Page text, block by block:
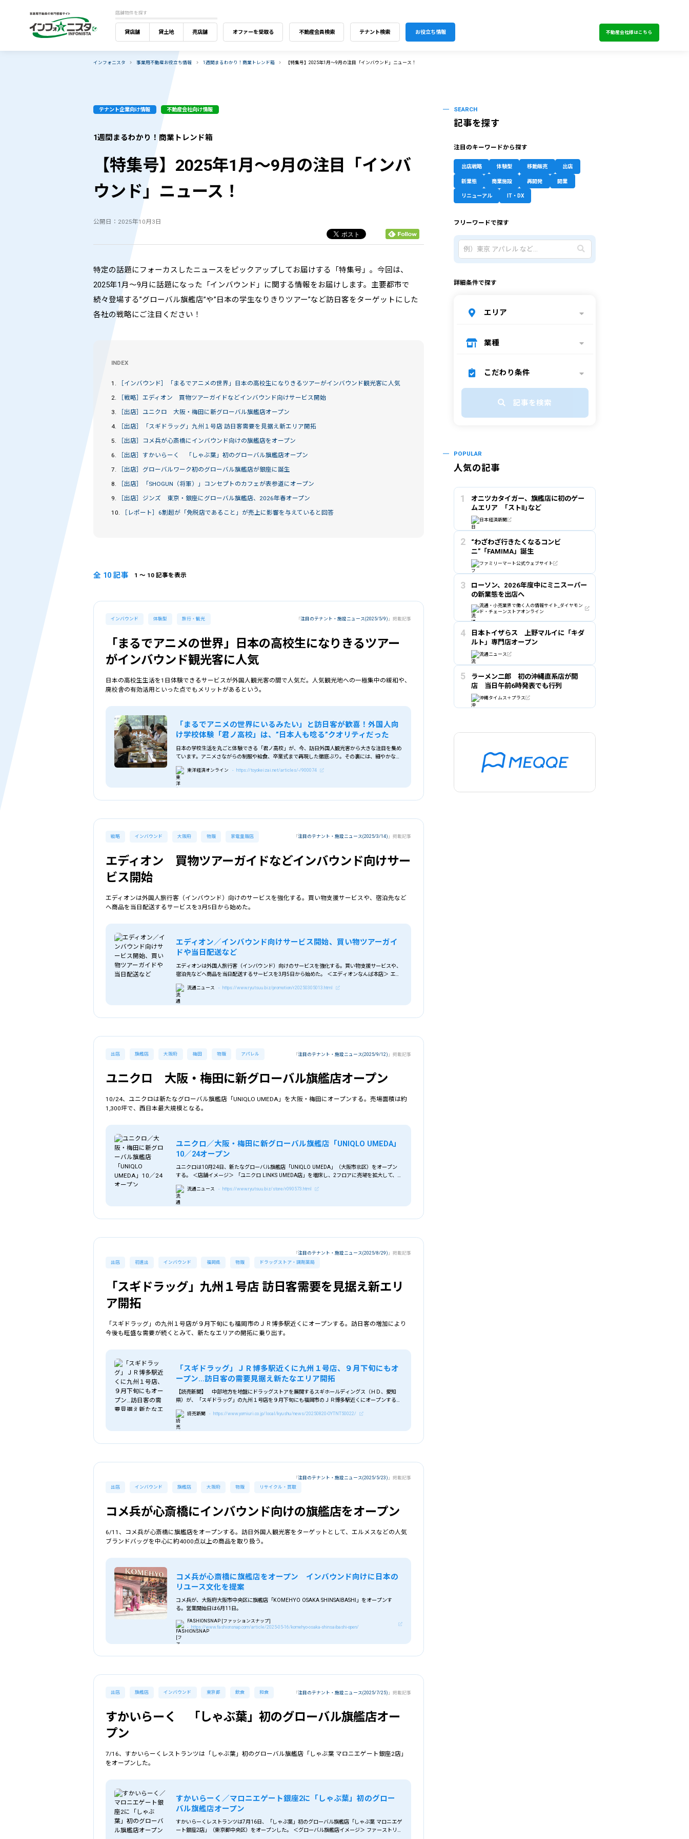
店舗物件を探す
貸店舗 貸土地 売店舗 オファーを受取る 不動産会員検索 テナント検索 お役立ち情報 不動産会社様はこちら
インフォニスタ 事業用不動産お役立ち情報 1週間まるわかり！商業トレンド箱 【特集号】2025年1月～9月の注目「インバウンド」ニュース！
テナント企業向け情報 不動産会社向け情報
1週間まるわかり！商業トレンド箱
【特集号】2025年1月～9月の注目「インバ
ウンド」ニュース！
公開日：2025年10月3日
特定の話題にフォーカスしたニュースをピックアップしてお届けする「特集号」。今回は、
2025年1月～9月に話題になった「インバウンド」に関する情報をお届けします。主要都市で
続々登場する”グローバル旗艦店”や”日本の学生なりきりツアー”など訪日客をターゲットにした
各社の戦略にご注目ください！
INDEX
1. ［インバウンド］
「まるでアニメの世界」日本の高校生になりきるツアーがインバウンド観光客に人気
2.
［戦略］ エディオン 買物ツアーガイドなどインバウンド向けサービス開始
3.
［出店］
ユニクロ 大阪・梅田に新グローバル旗艦店オープン
4.
［出店］
「スギドラッグ」九州１号店 訪日客需要を見据え新エリア開拓
5.
［出店］
コメ兵が心斎橋にインバウンド向けの旗艦店をオープン
6.
［出店］ すかいらーく 「しゃぶ葉」初のグローバル旗艦店オープン
7.
［出店］
グローバルワーク初のグローバル旗艦店が銀座に誕生
8.
［出店］
「SHOGUN（将軍）」コンセプトのカフェが表参道にオープン
9.
［出店］
ジンズ 東京・銀座にグローバル旗艦店、2026年春オープン
10.
［レポート］ 6割超が「免税店であること」が売上に影響を与えていると回答
全 10 記事 1 〜 10 記事を表示
インバウンド 体験型 旅行・観光 「注目のテナント・施設ニュース(2025/5/9) 」掲載記事
「まるでアニメの世界」日本の高校生になりきるツアー
がインバウンド観光客に人気
日本の高校生生活を1日体験できるサービスが外国人観光客の間で人気だ。人気観光地への一極集中の緩和や、
廃校舎の有効活用といった点でもメリットがあるという。
「まるでアニメの世界にいるみたい」と訪日客が歓喜！外国人向
け学校体験「君ノ高校」は、”日本人も唸る”クオリティだった
日本の学校生活を丸ごと体験できる「君ノ高校」が、今、訪日外国人観光客から大きな注目を集め
ています。アニメさながらの制服や給食、卒業式まで再現した徹底ぶり。その裏には、細やかなお
AIが作成しました）
東洋経済オンライン - https://toyokeizai.net/articles/-/900074
戦略 インバウンド 大阪府 物販 家電量販店 「注目のテナント・施設ニュース(2025/3/14) 」掲載記事
エディオン 買物ツアーガイドなどインバウンド向けサー
ビス開始
エディオンは外国人旅行客（インバウンド）向けのサービスを強化する。買い物支援サービスや、宿泊先など
へ商品を当日配送するサービスを3月5日から始めた。
エディオン／インバウンド向けサービス開始、買い物ツアーガイ
ドや当日配送など
エディオンは外国人旅行客（インバウンド）向けのサービスを強化する。買い物支援サービスや、
宿泊先などへ商品を当日配送するサービスを3月5日から始めた。 ＜エディオンなんば本店＞ エデ
流通ニュース - https://www.ryutsuu.biz/promotion/r20250305013.html
出店 旗艦店 大阪府 梅田 物販 アパレル 「注目のテナント・施設ニュース(2025/9/12) 」掲載記事
ユニクロ 大阪・梅田に新グローバル旗艦店オープン
10/24、ユニクロは新たなグローバル旗艦店「UNIQLO UMEDA」を大阪・梅田にオープンする。売場面積は約
1,300坪で、西日本最大規模となる。
ユニクロ／大阪・梅田に新グローバル旗艦店「UNIQLO UMEDA」
10／24オープン
ユニクロは10月24日、新たなグローバル旗艦店「UNIQLO UMEDA」（大阪市北区）をオープン
する。 ＜店舗イメージ＞ 「ユニクロ LINKS UMEDA店」を増床し、2フロアに売場を拡大して、
流通ニュース - https://www.ryutsuu.biz/store/r090573.html
出店 初進出 インバウンド 福岡県 物販 ドラッグストア・調剤薬局
「注目のテナント・施設ニュース(2025/8/29) 」掲載記事
「スギドラッグ」九州１号店 訪日客需要を見据え新エリ
ア開拓
「スギドラッグ」の九州１号店が９月下旬にも福岡市のＪＲ博多駅近くにオープンする。訪日客の増加により
今後も旺盛な需要が続くとみて、新たなエリアの開拓に乗り出す。
「スギドラッグ」ＪＲ博多駅近くに九州１号店、９月下旬にもオ
ープン…訪日客の需要見据え新たなエリア開拓
【読売新聞】 中部地方を地盤にドラッグストアを展開するスギホールディングス（ＨＤ、愛知
県）が、「スギドラッグ」の九州１号店を９月下旬にも福岡市のＪＲ博多駅近くにオープンするこ
読売新聞 - https://www.yomiuri.co.jp/local/kyushu/news/20250820-OYTNT50022/
出店 インバウンド 旗艦店 大阪府 物販 リサイクル・買取
「注目のテナント・施設ニュース(2025/5/23) 」掲載記事
コメ兵が心斎橋にインバウンド向けの旗艦店をオープン
6/11、コメ兵が心斎橋に旗艦店をオープンする。訪日外国人観光客をターゲットとして、エルメスなどの人気
ブランドバッグを中心に約4000点以上の商品を取り扱う。
コメ兵が心斎橋に旗艦店をオープン インバウンド向けに日本の
リユース文化を提案
コメ兵が、大阪府大阪市中央区に旗艦店「KOMEHYO OSAKA SHINSAIBASHI」をオープンす
る。営業開始日は6月11日。
FASHIONSNAP [ファッションスナップ]
- https://www.fashionsnap.com/article/2025-05-16/komehyo-osaka-shinsaibashi-open/
出店 旗艦店 インバウンド 東京都 飲食 和食 「注目のテナント・施設ニュース(2025/7/25) 」掲載記事
すかいらーく 「しゃぶ葉」初のグローバル旗艦店オー
プン
7/16、すかいらーくレストランツは「しゃぶ葉」初のグローバル旗艦店「しゃぶ葉 マロニエゲート銀座2店」
をオープンした。
すかいらーく／マロニエゲート銀座2に「しゃぶ葉」初のグロー
バル旗艦店オープン
すかいらーくレストランツは7月16日、「しゃぶ葉」初のグローバル旗艦店「しゃぶ葉 マロニエゲ
ート銀座2店」（東京都中央区）をオープンした。 ＜グローバル旗艦店イメージ＞ ファーストリ
SEARCH
記事を探す
注目のキーワードから探す
出店戦略 体験型 移動販売 出店
新業態 商業施設 再開発 開業
リニューアル IT・DX
フリーワードで探す
詳細条件で探す
エリア
業種
こだわり条件
記事を検索
POPULAR
人気の記事
オニツカタイガー、旗艦店に初のゲー
ムエリア ｢ストⅡ｣など
日本経済新聞
“わざわざ行きたくなるコンビ
ニ”「FAMIMA」誕生
ファミリーマート公式ウェブサイト
ローソン、2026年度中にミニスーパー
の新業態を出店へ
流通・小売業界で働く人の情報サイト_ダイヤモン
ド・チェーンストアオンライン
日本トイザらス 上野マルイに「キダ
ルト」専門店オープン
流通ニュース
ラーメン二郎 初の沖縄直系店が開
店 当日午前6時発表でも行列
沖縄タイムス＋プラス
詳細条件で探す
選択中の条件